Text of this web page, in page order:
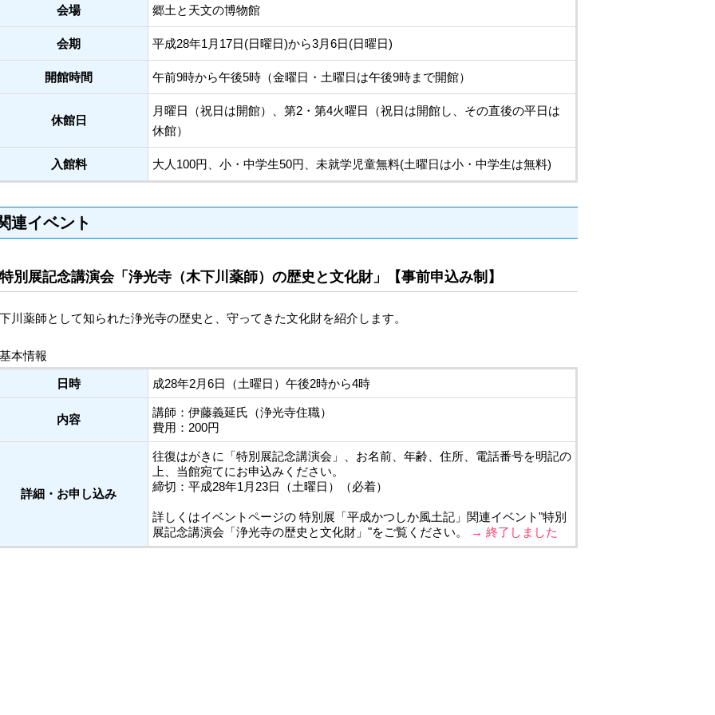
会場 郷土と天文の博物館
会期 平成28年1月17日(日曜日)から3月6日(日曜日)
開館時間 午前9時から午後5時（金曜日・土曜日は午後9時まで開館）
休館日
月曜日（祝日は開館）、第2・第4火曜日（祝日は開館し、その直後の平日は
休館）
入館料 大人100円、小・中学生50円、未就学児童無料(土曜日は小・中学生は無料)
連イベント
特別展記念講演会「浄光寺（木下川薬師）の歴史と文化財」【事前申込み制】
川薬師として知られた浄光寺の歴史と、守ってきた文化財を紹介します。
基本情報
日時 成28年2月6日（土曜日）午後2時から4時
内容
講師：伊藤義延氏（浄光寺住職）
費用：200円
詳細・お申し込み
往復はがきに「特別展記念講演会」、お名前、年齢、住所、電話番号を明記の
上、当館宛てにお申込みください。
締切：平成28年1月23日（土曜日）（必着）
詳しくはイベントページの 特別展「平成かつしか風土記」関連イベント"特別
展記念講演会「浄光寺の歴史と文化財」"をご覧ください。
→ 終了しました